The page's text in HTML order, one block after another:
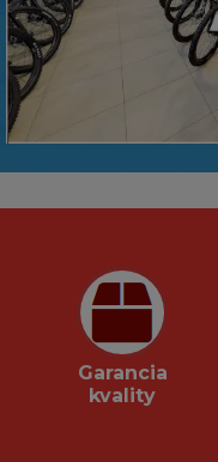
Garancia
kvality